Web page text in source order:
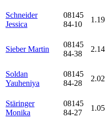
Schneider
Jessica
08145
84-10
1.19
Sieber Martin
08145
84-38
2.14
Soldan
Yauheniya
08145
84-28
2.02
Stäringer
Monika
08145
84-27
1.05